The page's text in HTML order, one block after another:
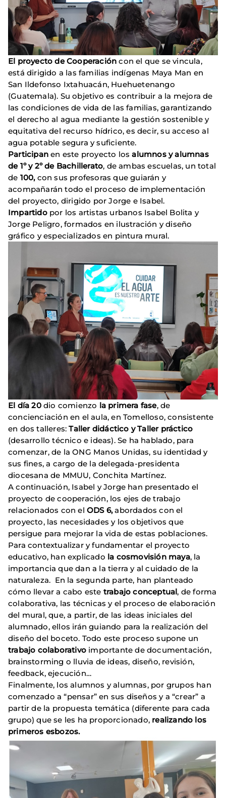
El proyecto de Cooperación con el que se vincula,
está dirigido a las familias indígenas Maya Man en
San Ildefonso Ixtahuacán, Huehuetenango
(Guatemala). Su objetivo es contribuir a la mejora de
las condiciones de vida de las familias, garantizando
el derecho al agua mediante la gestión sostenible y
equitativa del recurso hídrico, es decir, su acceso al
agua potable segura y suficiente.
Participanen este proyecto losalumnos y alumnas
de 1º y 2º de Bachillerato, de ambas escuelas, un total
de 100,con sus profesoras que guiarán y
acompañarán todo el proceso de implementación
del proyecto, dirigido por Jorge e Isabel.
Impartidopor los artistas urbanos Isabel Bolita y
Jorge Peligro, formados en ilustración y diseño
gráfico y especializados en pintura mural.
El día 20 dio comienzo la primera fase, de
concienciación en el aula, en Tomelloso, consistente
en dos talleres:Taller didáctico y Taller práctico
(desarrollo técnico e ideas). Se ha hablado, para
comenzar, de la ONG Manos Unidas, su identidad y
sus fines, a cargo de la delegada-presidenta
diocesana de MMUU, Conchita Martínez.
A continuación, Isabel y Jorge han presentado el
proyecto de cooperación, los ejes de trabajo
relacionados con el ODS 6,abordados con el
proyecto, las necesidades y los objetivos que
persigue para mejorar la vida de estas poblaciones.
Para contextualizar y fundamentar el proyecto
educativo, han explicado la cosmovisión maya, la
importancia que dan a la tierra y al cuidado de la
naturaleza. En la segunda parte, han planteado
cómo llevar a cabo este trabajo conceptual, de forma
colaborativa, las técnicas y el proceso de elaboración
del mural, que, a partir, de las ideas iniciales del
alumnado, ellos irán guiando para la realización del
diseño del boceto. Todo este proceso supone un
trabajo colaborativo importante de documentación,
brainstorming o lluvia de ideas, diseño, revisión,
feedback, ejecución…
Finalmente, los alumnos y alumnas, por grupos han
comenzado a “pensar” en sus diseños y a “crear” a
partir de la propuesta temática (diferente para cada
grupo) que se les ha proporcionado, realizando los
primeros esbozos.